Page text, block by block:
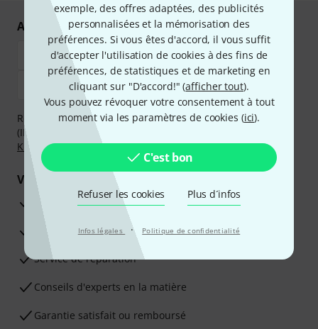
exemple, des offres adaptées, des publicités
personnalisées et la mémorisation des
préférences. Si vous êtes d'accord, il vous suffit
d'accepter l'utilisation de cookies à des fins de
préférences, de statistiques et de marketing en
cliquant sur "D'accord!" (afficher tout).
Vous pouvez révoquer votre consentement à tout
moment via les paramètres de cookies (ici).
C'est bon
Refuser les cookies Plus d´infos
Infos légales · Politique de confidentialité
Achetez et payez en toute sécurité
Réglez de manière sûre et sécurisée par Virement
(IBAN/BIC), PayPal, Amazon Pay,
Klarna Payer en 3 foisou Carte de crédit.
Vos avantages
Ga­ran­tie Thomann 3 ans
Garantie 30 jours satisfait ou remboursé
Service de réparation
Conseils d'experts en la matière
Garantie satisfait ou remboursé